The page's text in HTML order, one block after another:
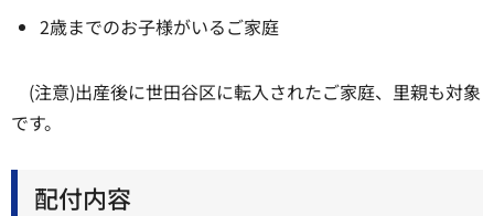
2歳までのお子様がいるご家庭
(注意)出産後に世田谷区に転入されたご家庭、里親も対象
です。
配付内容